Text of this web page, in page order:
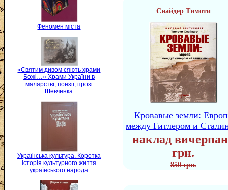
Феномен міста
«Святим дивом сяють храми
Божі…» Храми України в
малярстві, поезії, прозі
Шевченка
Українська культура. Коротка
історія культурного життя
українського народа
Снайдер Тимоти
Кровавые земли:
между Гитлером и
наклад
грн.
850 грн.